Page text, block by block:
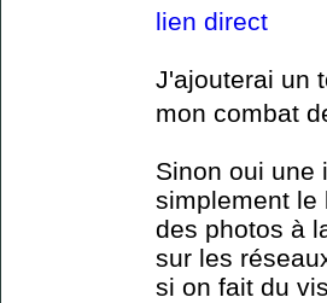
lien direct
J'ajouterai un
mon combat
Sinon oui une
simplement le
des photos à
sur les
si on fait du